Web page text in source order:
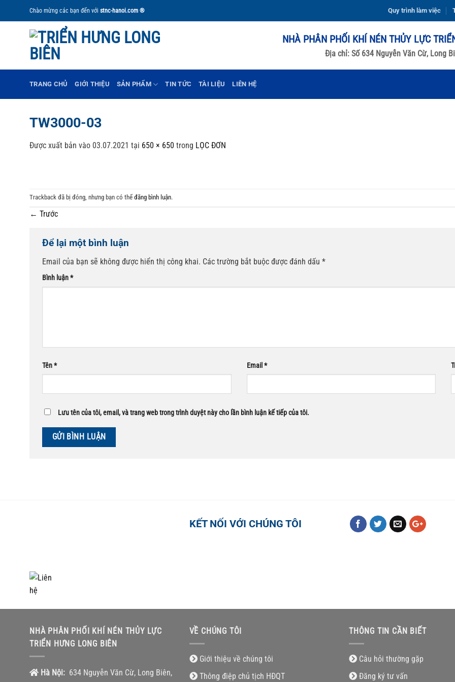
Chào mừng các bạn đến với stnc-hanoi.com ® Quy trình làm việc
NHÀ PHÂN PHỐI KHÍ NÉN THỦY LỰC
Địa chỉ: Số 634 Nguyễn Văn Cừ, Long
TRANG CHỦ GIỚI THIỆU SẢN PHẨM TIN TỨC TÀI LIỆU LIÊN HỆ
TW3000-03
Được xuất bản vào 03.07.2021 tại 650 × 650 trong LỌC ĐƠN
Trackback đã bị đóng, nhưng bạn có thể đăng bình luận.
← Trước
Để lại một bình luận
Email của bạn sẽ không được hiển thị công khai. Các trường bắt buộc được đánh dấu *
Bình luận*
Tên* Email *
Lưu tên của tôi, email, và trang web trong trình duyệt này cho lần bình luận kế tiếp của tôi.
KẾT NỐI VỚI CHÚNG TÔI
NHÀ PHÂN PHỐI KHÍ NÉN THỦY LỰC
TRIỂN HƯNG LONG BIÊN
Hà Nội: 634 Nguyễn Văn Cừ, Long Biên,
VỀ CHÚNG TÔI
Giới thiệu về chúng tôi
Thông điệp chủ tịch HĐQT
THÔNG TIN CẦN BIẾT
Câu hỏi thường gặp
Đăng ký tư vấn